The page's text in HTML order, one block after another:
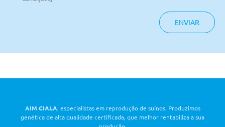
ENVIAR
AIM CIALA, especialistas em reprodução de suínos. Produzimos
genética de alta qualidade certificada, que melhor rentabiliza a sua